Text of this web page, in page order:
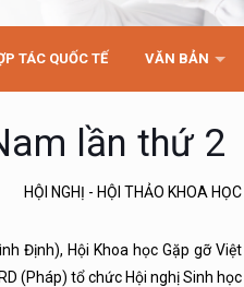
TÁC QUỐC TẾ VĂN BẢN
lần thứ 2
HỘI NGHỊ - HỘI THẢO KHOA HỌC
Định), Hội Khoa học Gặp gỡ Việt
(Pháp) tổ chức Hội nghị Sinh học